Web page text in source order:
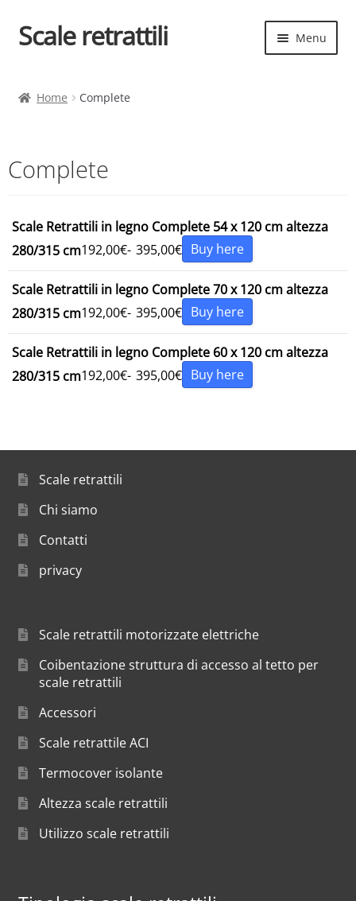
Vai
alla
Vai
al
Scale retrattili Menu
Cart
Scelta rapida
child
Home Complete
Complete
Scale Retrattili in legno Complete 54 x 120 cm altezza
280/315 cm192,00€- 395,00€ Buy here
Scale Retrattili in legno Complete 70 x 120 cm altezza
280/315 cm192,00€- 395,00€ Buy here
Scale Retrattili in legno Complete 60 x 120 cm altezza
280/315 cm192,00€- 395,00€ Buy here
Scale retrattili
Chi siamo
Contatti
privacy
Scale retrattili motorizzate elettriche
Coibentazione struttura di accesso al tetto per
scale retrattili
Accessori
Scale retrattile ACI
Termocover isolante
Altezza scale retrattili
Utilizzo scale retrattili